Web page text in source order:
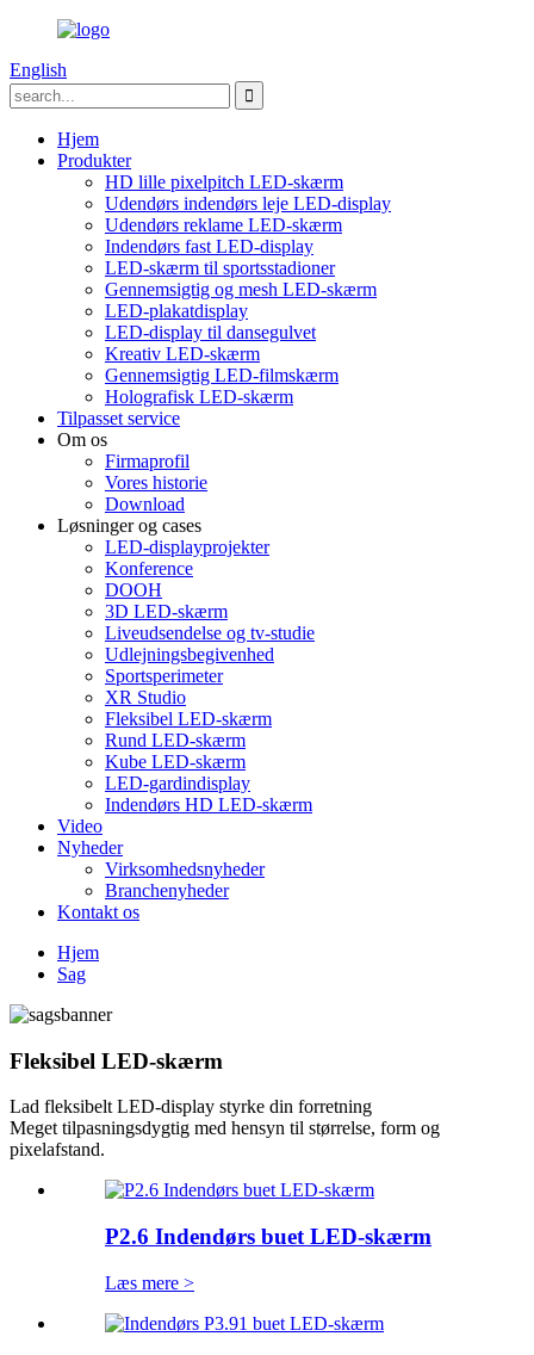
English
Hjem
Produkter
HD lille pixelpitch LED-skærm
Udendørs indendørs leje LED-display
Udendørs reklame LED-skærm
Indendørs fast LED-display
LED-skærm til sportsstadioner
Gennemsigtig og mesh LED-skærm
LED-plakatdisplay
LED-display til dansegulvet
Kreativ LED-skærm
Gennemsigtig LED-filmskærm
Holografisk LED-skærm
Tilpasset service
Om os
Firmaprofil
Vores historie
Download
Løsninger og cases
LED-displayprojekter
Konference
DOOH
3D LED-skærm
Liveudsendelse og tv-studie
Udlejningsbegivenhed
Sportsperimeter
XR Studio
Fleksibel LED-skærm
Rund LED-skærm
Kube LED-skærm
LED-gardindisplay
Indendørs HD LED-skærm
Video
Nyheder
Virksomhedsnyheder
Branchenyheder
Kontakt os
Hjem
Sag
Fleksibel LED-skærm
Lad fleksibelt LED-display styrke din forretning
Meget tilpasningsdygtig med hensyn til størrelse, form og
pixelafstand.
P2.6 Indendørs buet LED-skærm
Læs mere >